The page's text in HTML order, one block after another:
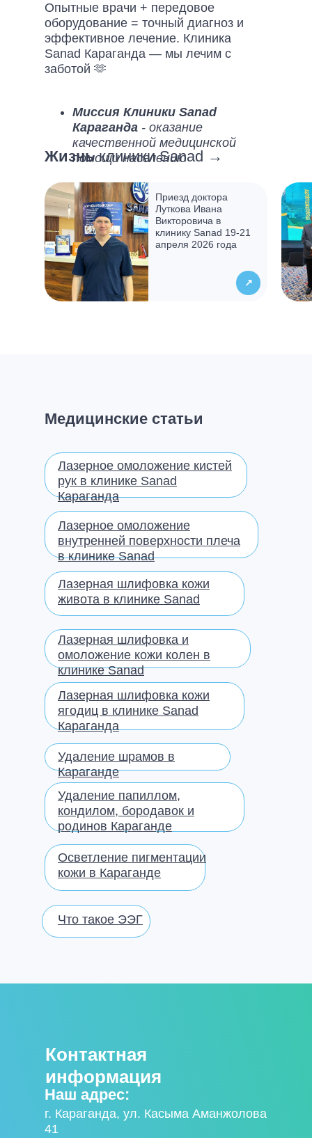
Опытные врачи + передовое
оборудование = точный диагноз и
эффективное лечение. Клиника
Sanad Караганда — мы лечим с
заботой 🫶
Миссия Клиники Sanad
Караганда - оказание
качественной медицинской
помощи населению
Караганда- клиника,
востребованная населением и
уважаемая партнерами
Жизньклиники Sanad →
Приезд доктора
Луткова Ивана
Викторовича в
клинику Sanad 19-21
апреля 2026 года
↗
Медицинские статьи
Лазерное омоложение кистей
рук в клинике Sanad
Караганда
Лазерное омоложение
внутренней поверхности плеча
в клинике Sanad
Лазерная шлифовка кожи
живота в клинике Sanad
Лазерная шлифовка и
омоложение кожи колен в
клинике Sanad
Лазерная шлифовка кожи
ягодиц в клинике Sanad
Караганда
Удаление шрамов в
Караганде
Удаление папиллом,
кондилом, бородавок и
родинов Караганде
Осветление пигментации
кожи в Караганде
Что такое ЭЭГ
Контактная
информация
Наш адрес:
г. Караганда, ул. Касыма Аманжолова
41